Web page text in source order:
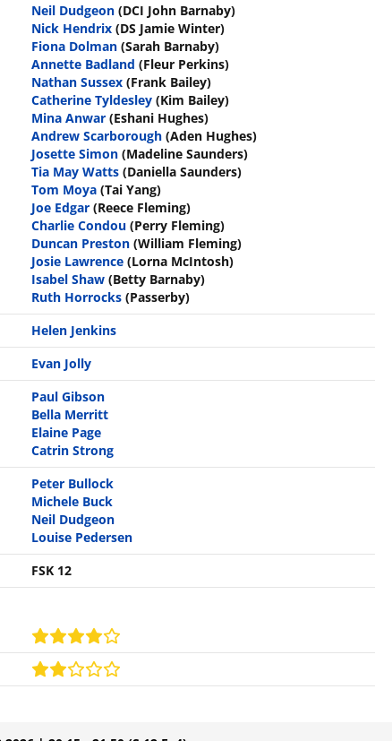
Neil Dudgeon (DCI John Barnaby)
Nick Hendrix (DS Jamie Winter)
Fiona Dolman (Sarah Barnaby)
Annette Badland (Fleur Perkins)
Nathan Sussex (Frank Bailey)
Catherine Tyldesley (Kim Bailey)
Mina Anwar (Eshani Hughes)
Andrew Scarborough (Aden Hughes)
Josette Simon (Madeline Saunders)
Tia May Watts (Daniella Saunders)
Tom Moya (Tai Yang)
Joe Edgar (Reece Fleming)
Charlie Condou (Perry Fleming)
Duncan Preston (William Fleming)
Josie Lawrence (Lorna McIntosh)
Isabel Shaw (Betty Barnaby)
Ruth Horrocks (Passerby)
Helen Jenkins
Evan Jolly
Paul Gibson
Bella Merritt
Elaine Page
Catrin Strong
Peter Bullock
Michele Buck
Neil Dudgeon
Louise Pedersen
FSK 12